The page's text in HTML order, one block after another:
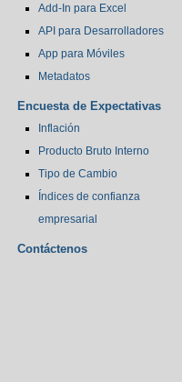
Add-In para Excel
API para Desarrolladores
App para Móviles
Metadatos
Encuesta de Expectativas
Inflación
Producto Bruto Interno
Tipo de Cambio
Índices de confianza
empresarial
Contáctenos